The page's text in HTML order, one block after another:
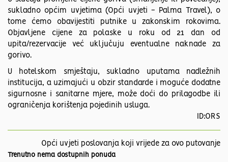
sukladno općim uvjetima (Opći uvjeti - Palma Travel), o
tome ćemo obavijestiti putnike u zakonskim rokovima.
Objavljene cijene za polaske u roku od 21 dan od
upita/rezervacije već uključuju eventualne naknade za
gorivo.
U hotelskom smještaju, sukladno uputama nadležnih
institucija, a uzimajući u obzir standarde i moguće dodatne
sigurnosne i sanitarne mjere, može doći do prilagodbe ili
ograničenja korištenja pojedinih usluga.
ID:ORS
Opći uvjeti poslovanja koji vrijede za ovo putovanje
Trenutno nema dostupnih ponuda